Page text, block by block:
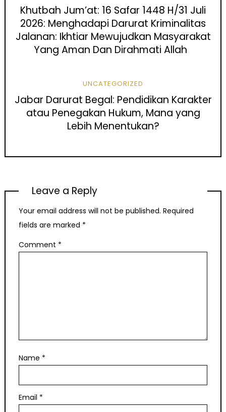
Khutbah Jum’at: 16 Safar 1448 H/31 Juli
2026: Menghadapi Darurat Kriminalitas
Jalanan: Ikhtiar Mewujudkan Masyarakat
Yang Aman Dan Dirahmati Allah
UNCATEGORIZED
Jabar Darurat Begal: Pendidikan Karakter
atau Penegakan Hukum, Mana yang
Lebih Menentukan?
Leave a Reply
Your email address will not be published. Required
fields are marked *
Comment *
Name *
Email *